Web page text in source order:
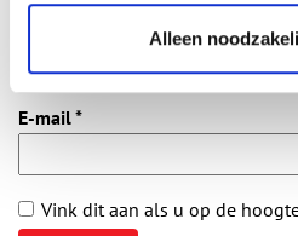
Alleen
E-mail*
Vink dit aan als u op de